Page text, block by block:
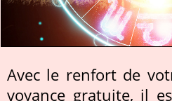
Avec le renfort de
voyance gratuite, il